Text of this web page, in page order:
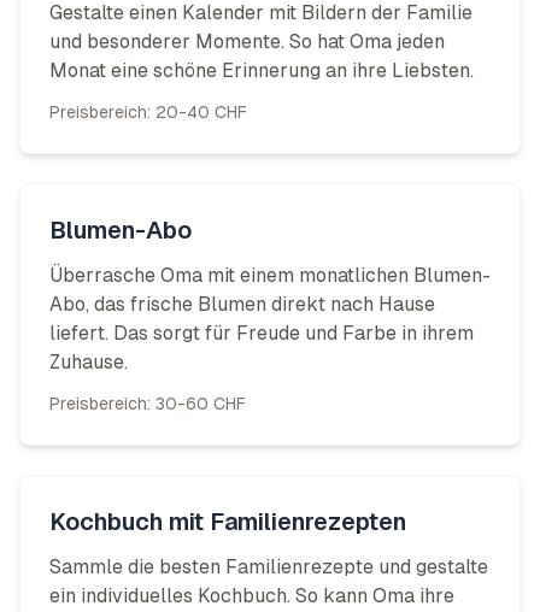
Gestalte einen Kalender mit Bildern der Familie
und besonderer Momente. So hat Oma jeden
Monat eine schöne Erinnerung an ihre Liebsten.
Preisbereich: 20-40 CHF
Blumen-Abo
Überrasche Oma mit einem monatlichen Blumen-
Abo, das frische Blumen direkt nach Hause
liefert. Das sorgt für Freude und Farbe in ihrem
Zuhause.
Preisbereich: 30-60 CHF
Kochbuch mit Familienrezepten
Sammle die besten Familienrezepte und gestalte
ein individuelles Kochbuch. So kann Oma ihre